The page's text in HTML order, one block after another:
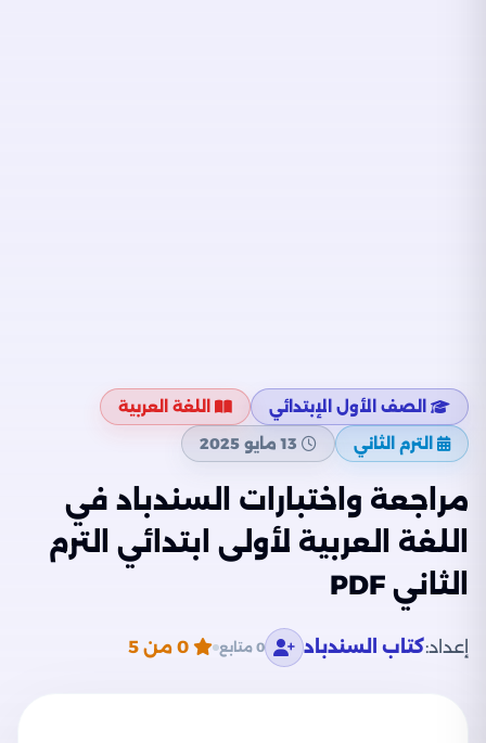
الصف الأول الإبتدائي
اللغة العربية
الترم الثاني
13 مايو 2025
مراجعة واختبارات السندباد في
اللغة العربية لأولى ابتدائي الترم
الثاني PDF
إعداد:كتاب السندباد 0 متابع 0 من 5